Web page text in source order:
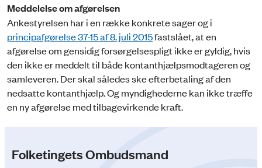
Meddelelse om afgørelsen
Ankestyrelsen har i en række konkrete sager og i
principafgørelse 37-15 af 8. juli 2015fastslået, at en
afgørelse om gensidig forsørgelsespligt ikke er gyldig, hvis
den ikke er meddelt til både kontanthjælpsmodtageren og
samleveren. Der skal således ske efterbetaling af den
nedsatte kontanthjælp. Og myndighederne kan ikke træffe
en ny afgørelse med tilbagevirkende kraft.
Folketingets Ombudsmand